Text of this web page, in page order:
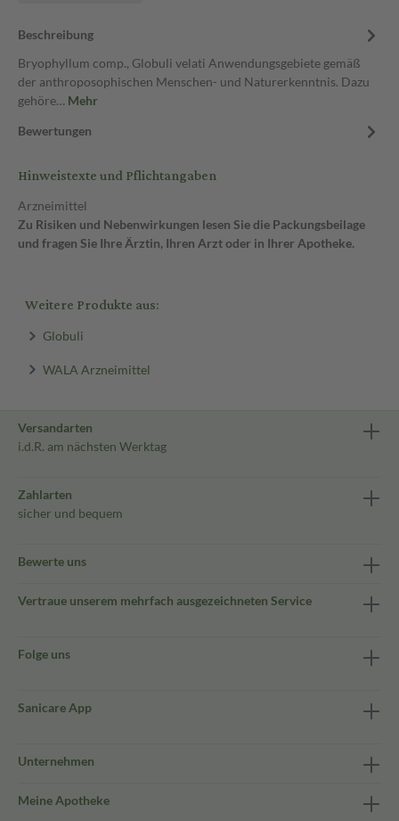
Beschreibung
Bryophyllum comp., Globuli velati Anwendungsgebiete gemäß
der anthroposophischen Menschen- und Naturerkenntnis. Dazu
gehöre… Mehr
Bewertungen
Hinweistexte und Pflichtangaben
Arzneimittel
Zu Risiken und Nebenwirkungen lesen Sie die Packungsbeilage
und fragen Sie Ihre Ärztin, Ihren Arzt oder in Ihrer Apotheke.
Weitere Produkte aus:
Globuli
WALA Arzneimittel
Versandarten
i.d.R. am nächsten Werktag
Zahlarten
sicher und bequem
Bewerte uns
Vertraue unserem mehrfach ausgezeichneten Service
Folge uns
Sanicare App
Unternehmen
Meine Apotheke